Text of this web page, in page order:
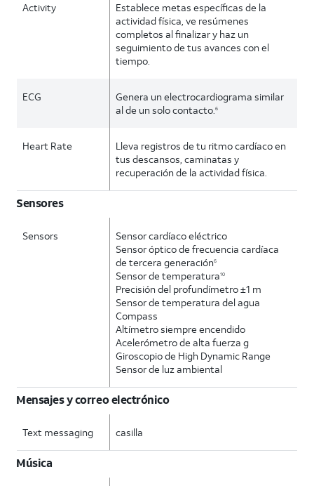
Activity
Establece metas específicas de la
actividad física, ve resúmenes
completos al finalizar y haz un
seguimiento de tus avances con el
tiempo.
ECG
Genera un electrocardiograma similar
al de un solo contacto.6
Heart Rate
Lleva registros de tu ritmo cardíaco en
tus descansos, caminatas y
recuperación de la actividad física.
Sensores
Sensors
Sensor cardíaco eléctrico
Sensor óptico de frecuencia cardíaca
de tercera generación6
Sensor de temperatura10
Precisión del profundímetro ±1 m
Sensor de temperatura del agua
Compass
Altímetro siempre encendido
Acelerómetro de alta fuerza g
Giroscopio de High Dynamic Range
Sensor de luz ambiental
Mensajes y correo electrónico
Text messaging casilla
Música